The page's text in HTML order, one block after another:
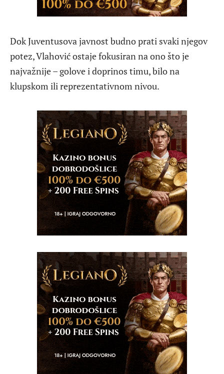
Dok Juventusova javnost budno prati svaki njegov
potez, Vlahović ostaje fokusiran na ono što je
najvažnije – golove i doprinos timu, bilo na
klupskom ili reprezentativnom nivou.